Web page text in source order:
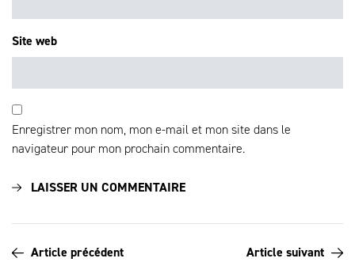
Site web
Enregistrer mon nom, mon e-mail et mon site dans le
navigateur pour mon prochain commentaire.
Article précédent
Article suivant